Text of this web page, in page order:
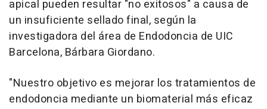
apical pueden resultar "no exitosos" a causa de
un insuficiente sellado final, según la
investigadora del área de Endodoncia de UIC
Barcelona, Bárbara Giordano.
"Nuestro objetivo es mejorar los tratamientos de
endodoncia mediante un biomaterial más eficaz